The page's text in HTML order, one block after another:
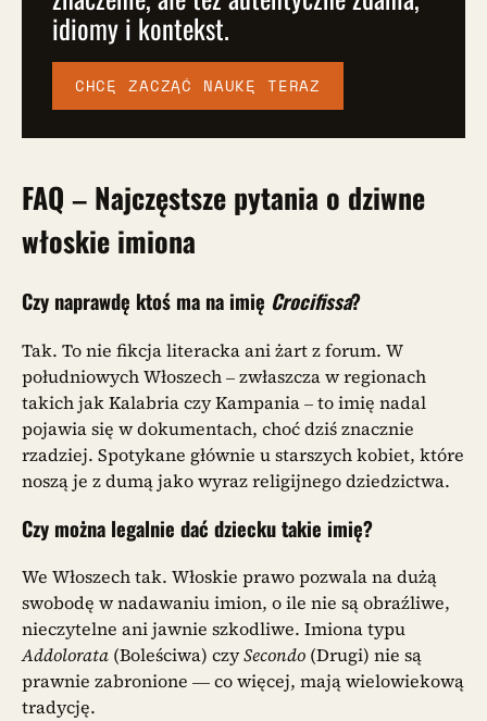
idiomy i kontekst.
CHCĘ ZACZĄĆ NAUKĘ TERAZ
FAQ – Najczęstsze pytania o dziwne
włoskie imiona
Czy naprawdę ktoś ma na imię Crocifissa?
Tak. To nie fikcja literacka ani żart z forum. W
południowych Włoszech – zwłaszcza w regionach
takich jak Kalabria czy Kampania – to imię nadal
pojawia się w dokumentach, choć dziś znacznie
rzadziej. Spotykane głównie u starszych kobiet, które
noszą je z dumą jako wyraz religijnego dziedzictwa.
Czy można legalnie dać dziecku takie imię?
We Włoszech tak. Włoskie prawo pozwala na dużą
swobodę w nadawaniu imion, o ile nie są obraźliwe,
nieczytelne ani jawnie szkodliwe. Imiona typu
Addolorata (Boleściwa) czySecondo (Drugi) nie są
prawnie zabronione — co więcej, mają wielowiekową
tradycję.